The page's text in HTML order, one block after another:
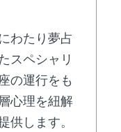
わたり夢占
スペシャリ
の運行をも
心理を紐解
供します。